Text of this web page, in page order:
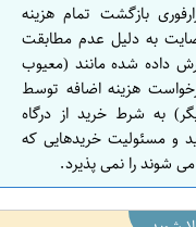
ن
بازگشت تمام هزینه
به دلیل عدم مطابقت
داده شده مانند (معیوب
هزینه اضافه توسط
به شرط خرید از درگاه
و مسئولیت خریدهایی که
شوند را نمی پذیرد.